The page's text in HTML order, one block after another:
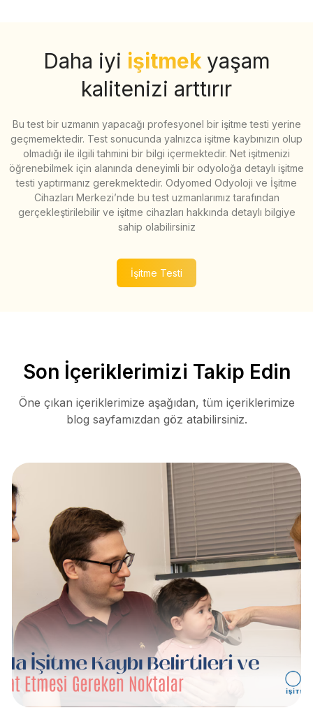
Daha iyi işitmek yaşam
kalitenizi arttırır
Bu test bir uzmanın yapacağı profesyonel bir işitme testi yerine
geçmemektedir. Test sonucunda yalnızca işitme kaybınızın olup
olmadığı ile ilgili tahmini bir bilgi içermektedir. Net işitmenizi
öğrenebilmek için alanında deneyimli bir odyoloğa detaylı işitme
testi yaptırmanız gerekmektedir. Odyomed Odyoloji ve İşitme
Cihazları Merkezi’nde bu test uzmanlarımız tarafından
gerçekleştirilebilir ve işitme cihazları hakkında detaylı bilgiye
sahip olabilirsiniz
İşitme Testi
Son İçeriklerimizi Takip Edin
Öne çıkan içeriklerimize aşağıdan, tüm içeriklerimize
blog sayfamızdan göz atabilirsiniz.